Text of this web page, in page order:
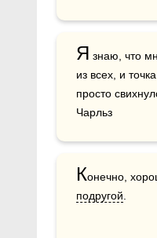
Я знаю, что
из всех, и
просто
Чарльз
Конечно,
подругой